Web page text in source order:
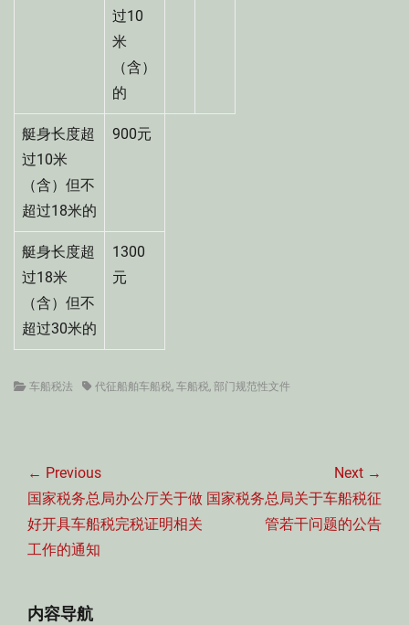
过10
米
（含）
的
艇身长度超
过10米
（含）但不
超过18米的
900元
艇身长度超
过18米
（含）但不
超过30米的
1300
元
Categories
车船税法 Tags代征船舶车船税, 车船税, 部门规范性文件
章
导
航
← Previous
Previous
post:
国家税务总局办公厅关于做
好开具车船税完税证明相关
工作的通知
Next →
Next
国家税务总局关于车船税征
管若干问题的公告
内容导航